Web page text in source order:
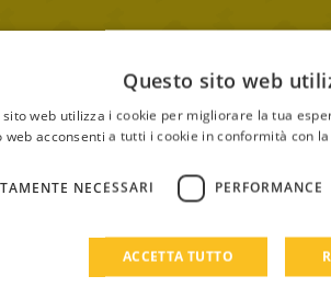
Questo sito web
sito web utilizza i cookie per migliorare la tua
web acconsenti a tutti i cookie in conformità con
NECESSARI PERFORMANCE
ACCETTA TUTTO